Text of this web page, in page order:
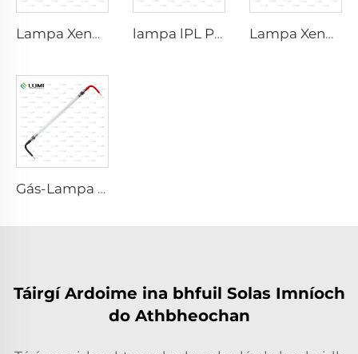
Lampa Xenon IPL P1621 – 7×50×105 mm lampa lPL P1671-7×50×110 mm Lampa Xenon IPL P1491 – 9×45×95 mm
Gás-Lampa Samhlóra Gréine D3801 – 10×160×210 mm
Táirgí Ardoime ina bhfuil Solas Imníoch
do Athbheochan